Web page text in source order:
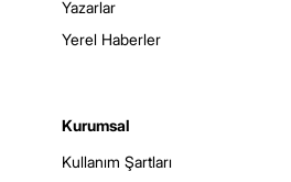
Yazarlar
Yerel Haberler
Kurumsal
Kullanım Şartları